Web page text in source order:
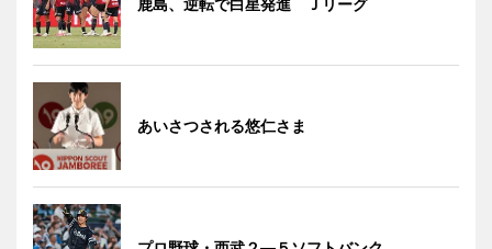
鹿島、逆転で白星発進 Ｊリーグ
あいさつされる悠仁さま